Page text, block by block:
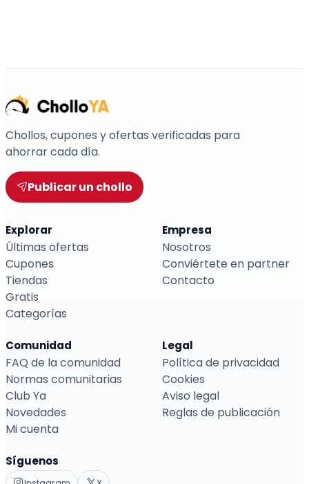
Chollos, cupones y ofertas verificadas para
ahorrar cada día.
Publicar un chollo
Explorar
Últimas ofertas
Cupones
Tiendas
Gratis
Categorías
Empresa
Nosotros
Conviértete en partner
Contacto
Comunidad
FAQ de la comunidad
Normas comunitarias
Club Ya
Novedades
Mi cuenta
Legal
Política de privacidad
Cookies
Aviso legal
Reglas de publicación
Síguenos